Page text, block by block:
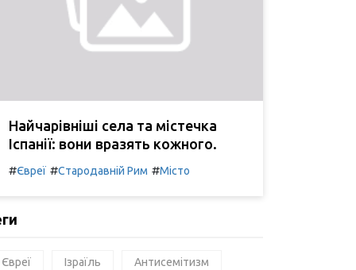
Найчарівніші села та містечка
Іспанії: вони вразять кожного.
#Євреї #Стародавній Рим #Місто
Євреї Ізраїль Антисемітизм